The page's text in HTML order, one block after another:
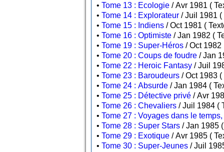
• Tome 13 : Ecologie
/
• Tome 14 : Explorateur
• Tome 15 : Indiens
/ Oct
• Tome 16 : Optimiste
/
• Tome 19 : Super-Héros
• Tome 20 : Coups de foudre
• Tome 22 : Heroic Fantasy
• Tome 23 : Baroudeurs
• Tome 24 : Absurde
/
• Tome 25 : Détective privé
• Tome 26 : Chevaliers
/
• Tome 27 : Voyages dans le
• Tome 28 : Super Stars
• Tome 29 : Exotique
/
• Tome 30 : Super-Jeunes